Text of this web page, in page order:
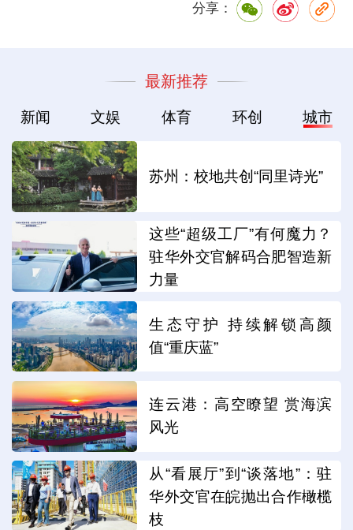
分享：
最新推荐
新闻 文娱 体育 环创 城市
苏州：校地共创“同里诗光”
这些“超级工厂”有何魔力？
驻华外交官解码合肥智造新
力量
生态守护 持续解锁高颜
值“重庆蓝”
连云港：高空瞭望 赏海滨
风光
从“看展厅”到“谈落地”：驻
华外交官在皖抛出合作橄榄
枝